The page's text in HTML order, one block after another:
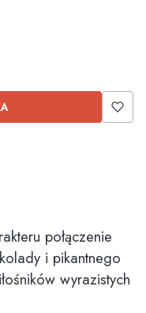
połączenie
i pikantnego
wyrazistych